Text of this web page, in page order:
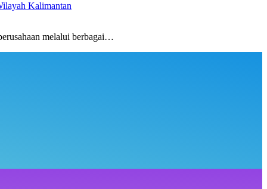
Kalimantan
melalui berbagai…